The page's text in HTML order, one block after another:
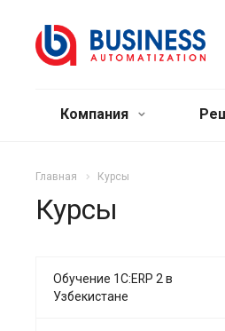
Компания
Главная Курсы
Курсы
Обучение 1С:ERP 2 в
Узбекистане